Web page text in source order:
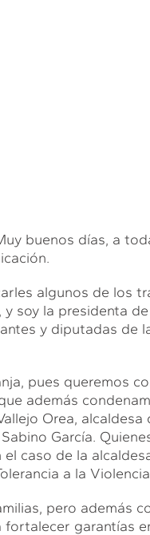
buenos días, a
algunos de los
soy la presidenta
y diputadas de
pues queremos
además
Orea,
García.
caso de la
a la
pero además
garantías